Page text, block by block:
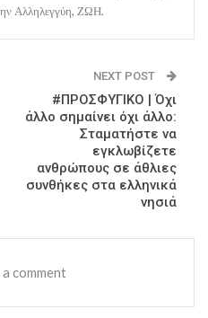
Αλληλεγγύη, ΖΩΗ.
NEXT POST
#ΠΡΟΣΦΥΓΙΚΟ | Όχι
άλλο σημαίνει όχι άλλο:
Σταματήστε να
εγκλωβίζετε
ανθρώπους σε άθλιες
συνθήκες στα ελληνικά
νησιά
a comment